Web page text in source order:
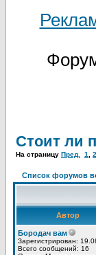
Стоит ли
На страницу Пред. 1 2
Список форумов
Автор
Бородач вам
Зарегистрирован:
Всего сообщений: 16